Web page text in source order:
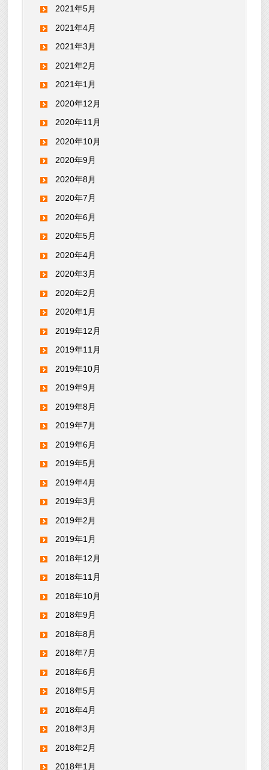
2021年5月
2021年4月
2021年3月
2021年2月
2021年1月
2020年12月
2020年11月
2020年10月
2020年9月
2020年8月
2020年7月
2020年6月
2020年5月
2020年4月
2020年3月
2020年2月
2020年1月
2019年12月
2019年11月
2019年10月
2019年9月
2019年8月
2019年7月
2019年6月
2019年5月
2019年4月
2019年3月
2019年2月
2019年1月
2018年12月
2018年11月
2018年10月
2018年9月
2018年8月
2018年7月
2018年6月
2018年5月
2018年4月
2018年3月
2018年2月
2018年1月